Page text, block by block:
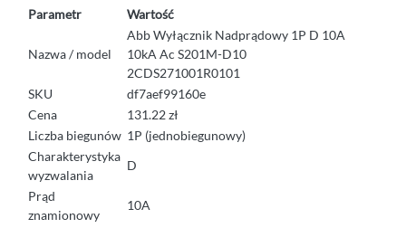
Parametr Wartość
Nazwa / model
Abb Wyłącznik Nadprądowy 1P D 10A
10kA Ac S201M-D10
2CDS271001R0101
SKU
df7aef99160e
Cena
131.22 zł
Liczba biegunów 1P (jednobiegunowy)
Charakterystyka
wyzwalania
D
Prąd
znamionowy
10A